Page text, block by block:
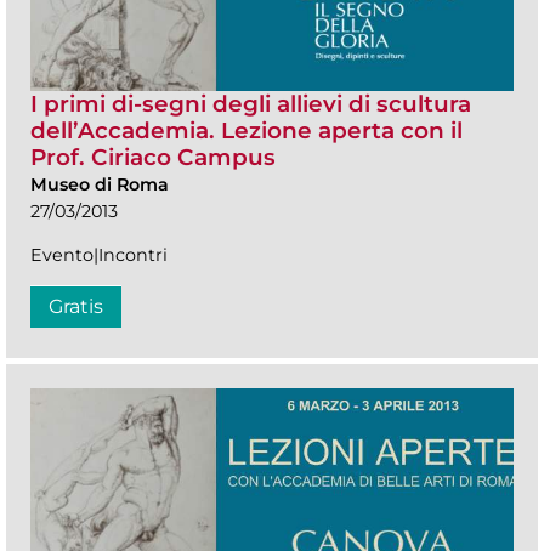
I primi di-segni degli allievi di scultura
dell’Accademia. Lezione aperta con il
Prof. Ciriaco Campus
Museo di Roma
27/03/2013
Evento|Incontri
Gratis